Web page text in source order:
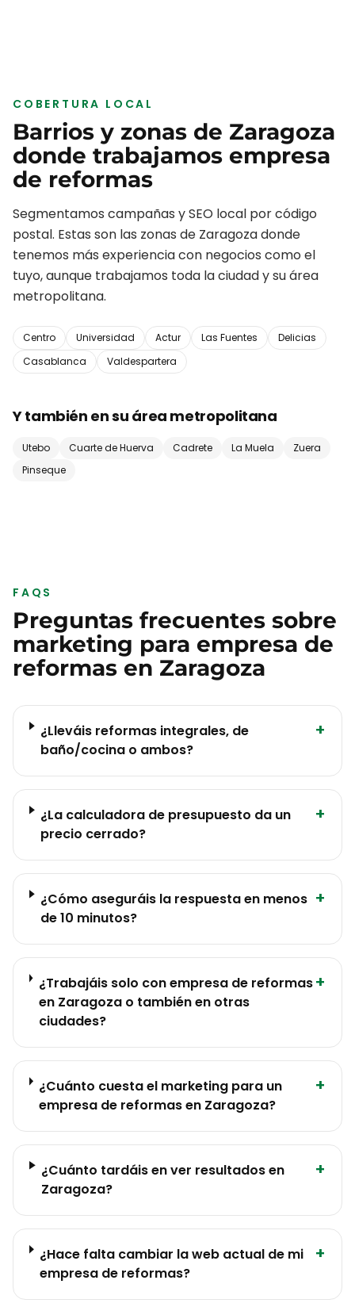
COBERTURA LOCAL
Barrios y zonas de Zaragoza
donde trabajamos empresa
de reformas
Segmentamos campañas y SEO local por código
postal. Estas son las zonas de Zaragozadonde
tenemos más experiencia con negocios como el
tuyo, aunque trabajamos toda la ciudad y su área
metropolitana.
Centro Universidad Actur Las Fuentes
Delicias
Casablanca
Valdespartera
Y también en su área metropolitana
Utebo Cuarte de Huerva Cadrete La Muela
Zuera
Pinseque
FAQS
Preguntas frecuentes sobre
marketing para empresa de
reformas en Zaragoza
¿Lleváis reformas integrales, de
baño/cocina o ambos?
+
¿La calculadora de presupuesto da un
precio cerrado?
+
¿Cómo aseguráis la respuesta en menos
de 10 minutos?
+
¿Trabajáis solo con empresa de reformas
en Zaragoza o también en otras
ciudades?
+
¿Cuánto cuesta el marketing para un
empresa de reformas en Zaragoza?
+
¿Cuánto tardáis en ver resultados en
Zaragoza?
+
¿Hace falta cambiar la web actual de mi
empresa de reformas?
+